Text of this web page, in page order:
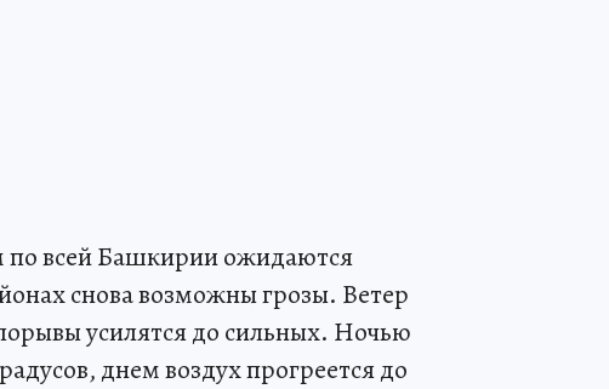
всей Башкирии ожидаются
снова возможны грозы. Ветер
усилятся до сильных. Ночью
днем воздух прогреется до